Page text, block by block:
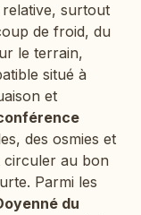
surtout
de froid, du
le terrain,
situé à
et
des osmies et
circuler au bon
Parmi les
du